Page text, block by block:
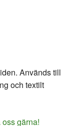
Används till
och textilt
gärna!